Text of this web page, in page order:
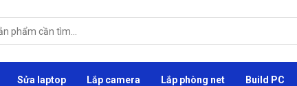
Sửa laptop Lắp camera Lắp phòng net Build PC